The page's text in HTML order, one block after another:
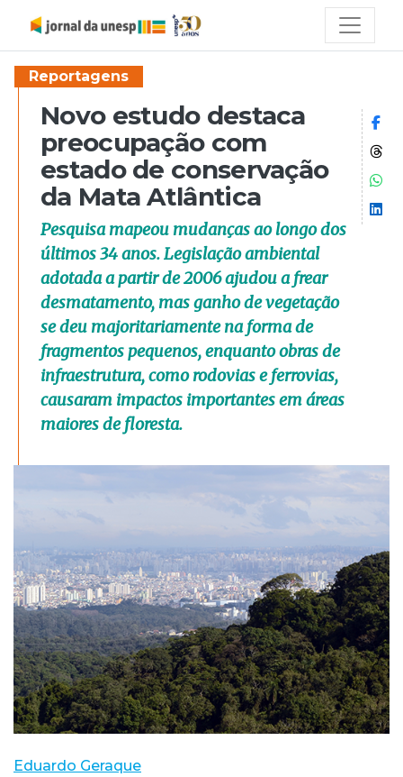
Reportagens
Novo estudo destaca
preocupação com
estado de conservação
da Mata Atlântica
Pesquisa mapeou mudanças ao longo dos
últimos 34 anos. Legislação ambiental
adotada a partir de 2006 ajudou a frear
desmatamento, mas ganho de vegetação
se deu majoritariamente na forma de
fragmentos pequenos, enquanto obras de
infraestrutura, como rodovias e ferrovias,
causaram impactos importantes em áreas
maiores de floresta.
Eduardo Geraque